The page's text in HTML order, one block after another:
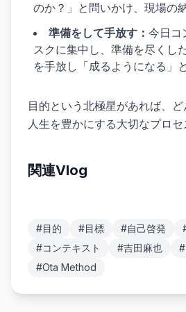
のか？」と問いかけ、現場の
準備をして手放す： 今日コ
スクに集中し、準備を尽くし
を手放し「成るようになる」
目的という北極星があれば、
人生を豊かにする大切なプロセ
関連Vlog
#目的 #目標 #自己啓発
#コンテキスト #吉田麻也 #
#Ota Method